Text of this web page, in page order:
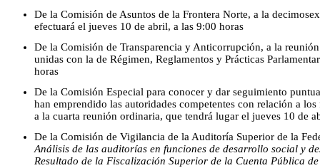
De la Comisión de Asuntos de la Frontera Norte, a la
efectuará el jueves 10 de abril, a las 9:00 horas
De la Comisión de Transparencia y Anticorrupción, a la
unidas con la de Régimen, Reglamentos y Prácticas
horas
De la Comisión Especial para conocer y dar seguimiento
han emprendido las autoridades competentes con relación a
a la cuarta reunión ordinaria, que tendrá lugar el jueves 10 de
De la Comisión de Vigilancia de la Auditoría Superior de la
Análisis de las auditorías en funciones de desarrollo social y
Resultado de la Fiscalización Superior de la Cuenta Pública